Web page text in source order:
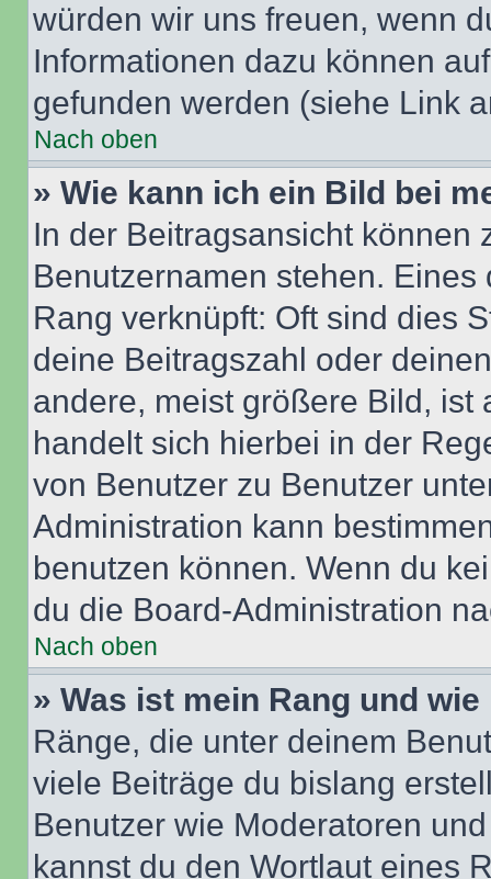
würden wir uns freuen, wenn
Informationen dazu können
gefunden werden (siehe Link
Nach oben
» Wie kann ich ein Bild bei
In der Beitragsansicht können
Benutzernamen stehen.
Rang verknüpft: Oft sind dies
deine Beitragszahl oder
andere, meist größere Bild, ist
handelt sich hierbei in der
von Benutzer zu Benutzer
Administration kann
benutzen können. Wenn du
du die Board-Administration
Nach oben
» Was ist mein Rang und
Ränge, die unter deinem
viele Beiträge du bislang
Benutzer wie Moderatoren
kannst du den Wortlaut eines